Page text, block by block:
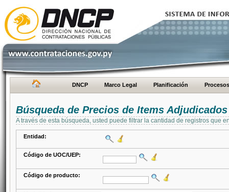
DNCP Marco Legal Planificación Procesos
Búsqueda de Precios de Items Adjudicados
A través de esta búsqueda, usted puede filtrar la cantidad de registros que
Entidad:
Código de UOC/UEP:
Código de producto: